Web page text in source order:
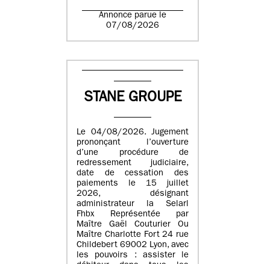
Annonce parue le
07/08/2026
STANE GROUPE
Le 04/08/2026. Jugement
prononçant l’ouverture
d’une procédure de
redressement judiciaire,
date de cessation des
paiements le 15 juillet
2026, désignant
administrateur la Selarl
Fhbx Représentée par
Maître Gaël Couturier Ou
Maître Charlotte Fort 24 rue
Childebert 69002 Lyon, avec
les pouvoirs : assister le